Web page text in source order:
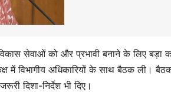
सेवाओं को और प्रभावी बनाने के लिए बड़ा
में विभागीय अधिकारियों के साथ बैठक ली।
दिशा-निर्देश भी दिए।